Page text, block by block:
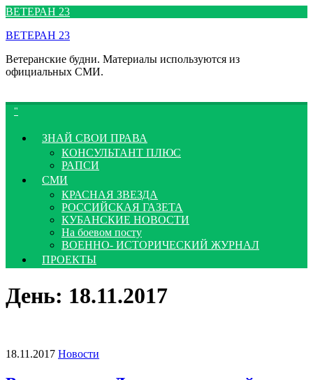
Перейти
содержимому
ВЕТЕРАН 23
ВЕТЕРАН 23
Ветеранские будни. Материалы используются из
официальных СМИ.
ЗНАЙ СВОИ ПРАВА
КОНСУЛЬТАНТ ПЛЮС
РАПСИ
СМИ
КРАСНАЯ ЗВЕЗДА
РОССИЙСКАЯ ГАЗЕТА
КУБАНСКИЕ НОВОСТИ
На боевом посту
ВОЕННО- ИСТОРИЧЕСКИЙ ЖУРНАЛ
ПРОЕКТЫ
День: 18.11.2017
18.11.2017 Новости